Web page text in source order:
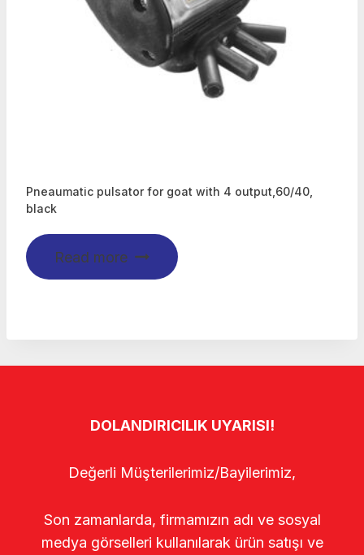
Pneaumatic pulsator for goat with 4 output,60/40,
black
Read more
DOLANDIRICILIK UYARISI!
Değerli Müşterilerimiz/Bayilerimiz,
Son zamanlarda, firmamızın adı ve sosyal
medya görselleri kullanılarak ürün satışı ve